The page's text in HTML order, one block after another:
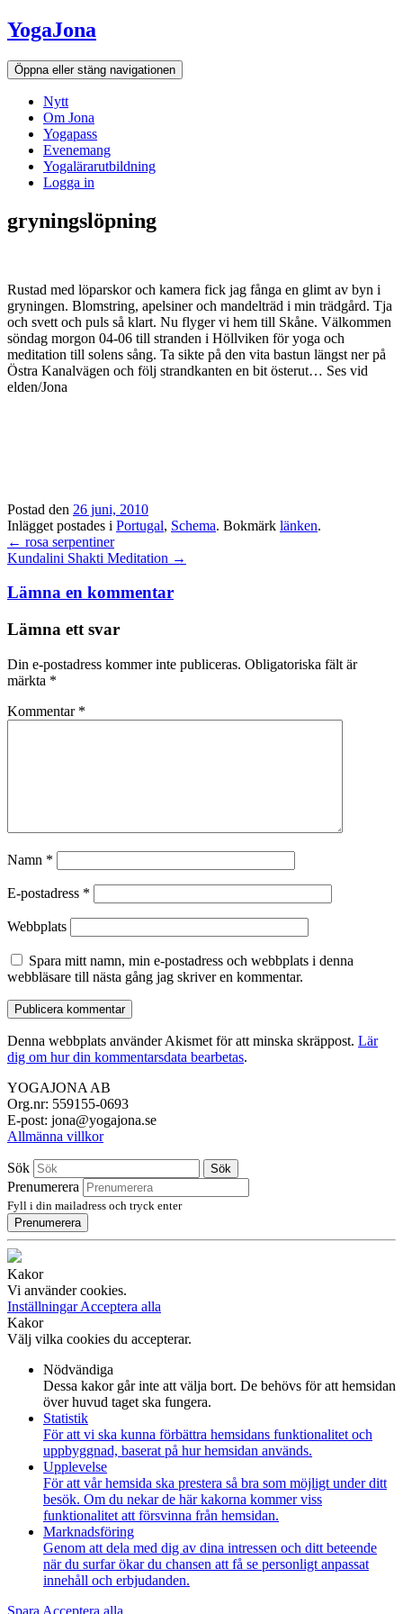
Hoppa
till
innehållet
YogaJona
Öppna eller stäng navigationen
Nytt
Om Jona
Yogapass
Evenemang
Yogalärarutbildning
Logga in
gryningslöpning
Rustad med löparskor och kamera fick jag fånga en glimt av byn i
gryningen. Blomstring, apelsiner och mandelträd i min trädgård. Tja
och svett och puls så klart. Nu flyger vi hem till Skåne. Välkommen
söndag morgon 04-06 till stranden i Höllviken för yoga och
meditation till solens sång. Ta sikte på den vita bastun längst ner på
Östra Kanalvägen och följ strandkanten en bit österut… Ses vid
elden/Jona
Postad den 26 juni, 2010
Inlägget postades i Portugal, Schema. Bokmärk länken.
Inläggsnavigation
← rosa serpentiner
Kundalini Shakti Meditation →
Lämna en kommentar
Lämna ett svar
Din e-postadress kommer inte publiceras. Obligatoriska fält är
märkta *
Kommentar *
Namn *
E-postadress *
Webbplats
Spara mitt namn, min e-postadress och webbplats i denna
webbläsare till nästa gång jag skriver en kommentar.
Denna webbplats använder Akismet för att minska skräppost. Lär
dig om hur din kommentarsdata bearbetas.
YOGAJONA AB
Org.nr: 559155-0693
E-post: jona@yogajona.se
Allmänna villkor
Sök Sök
Prenumerera
Fyll i din mailadress och tryck enter
Prenumerera
Kakor
Vi använder cookies.
InställningarAcceptera alla
Kakor
Välj vilka cookies du accepterar.
Nödvändiga
Dessa kakor går inte att välja bort. De behövs för att hemsidan
över huvud taget ska fungera.
Statistik
För att vi ska kunna förbättra hemsidans funktionalitet och
uppbyggnad, baserat på hur hemsidan används.
Upplevelse
För att vår hemsida ska prestera så bra som möjligt under ditt
besök. Om du nekar de här kakorna kommer viss
funktionalitet att försvinna från hemsidan.
Marknadsföring
Genom att dela med dig av dina intressen och ditt beteende
när du surfar ökar du chansen att få se personligt anpassat
innehåll och erbjudanden.
Spara Acceptera alla